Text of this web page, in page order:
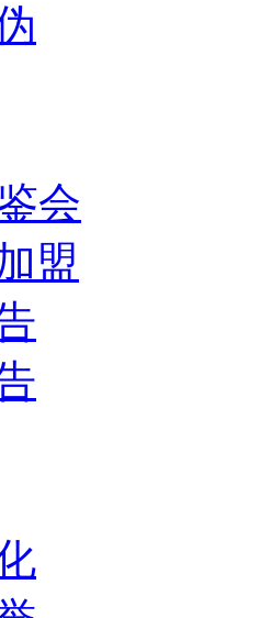
会
盟